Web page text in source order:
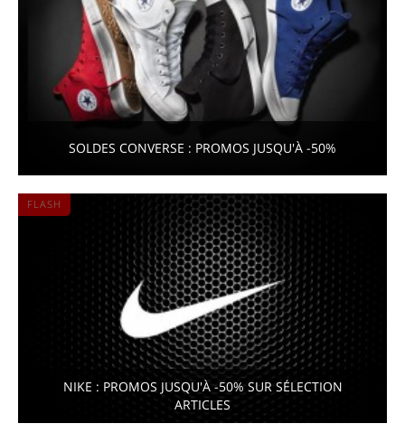
SOLDES CONVERSE : PROMOS JUSQU'À -50%
FLASH
NIKE : PROMOS JUSQU'À -50% SUR SÉLECTION
ARTICLES